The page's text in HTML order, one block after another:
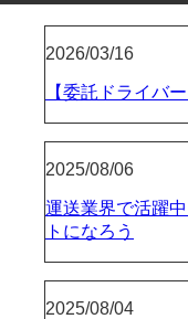
2026/03/16
【委託ドライバ
2025/08/06
運送業界で活躍
トになろう
2025/08/04